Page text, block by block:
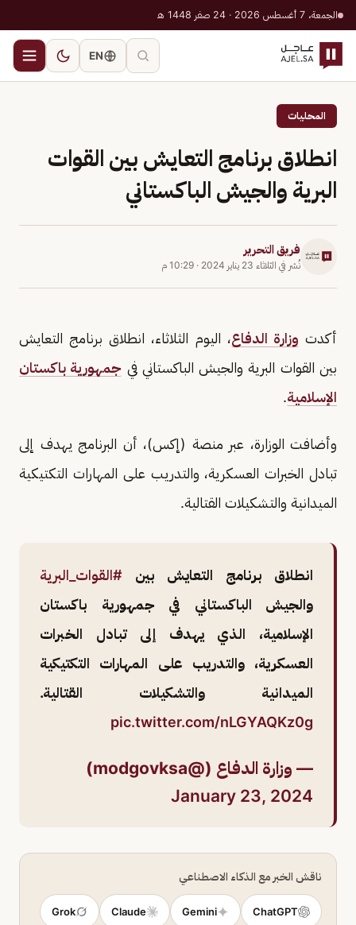
الجمعة، 7 أغسطس 2026 · 24 صفر 1448 هـ
EN
المحليات
انطلاق برنامج التعايش بين القوات
البرية والجيش الباكستاني
فريق التحرير
نُشر في الثلاثاء 23 يناير 2024 · 10:29 م
أكدت وزارة الدفاع، اليوم الثلاثاء، انطلاق برنامج التعايش
بين القوات البرية والجيش الباكستاني في جمهورية باكستان
الإسلامية.
وأضافت الوزارة، عبر منصة (إكس)، أن البرنامج يهدف إلى
تبادل الخبرات العسكرية، والتدريب على المهارات التكتيكية
الميدانية والتشكيلات القتالية.
انطلاق برنامج التعايش بين #القوات_البرية
والجيش الباكستاني في جمهورية باكستان
الإسلامية، الذي يهدف إلى تبادل الخبرات
العسكرية، والتدريب على المهارات التكتيكية
الميدانية والتشكيلات القتالية.
pic.twitter.com/nLGYAQKz0g
— وزارة الدفاع (@modgovksa)
January 23, 2024
ناقش الخبر مع الذكاء الاصطناعي
ChatGPT
Gemini
Claude
Grok